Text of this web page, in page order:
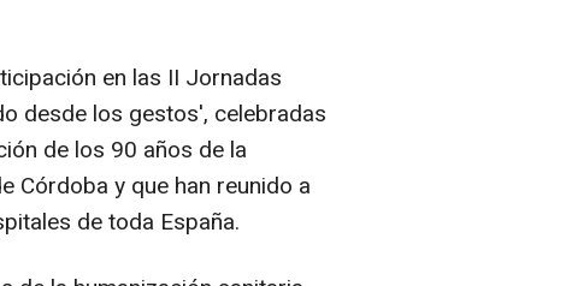
en las II Jornadas
desde los gestos', celebradas
de los 90 años de la
Córdoba y que han reunido a
de toda España.